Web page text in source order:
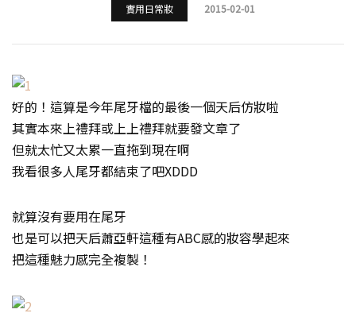
實用日常妝 2015-02-01
好的！這算是今年尾牙檔的最後一個天后仿妝啦
其實本來上禮拜或上上禮拜就要發文章了
但就太忙又太累一直拖到現在啊
我看很多人尾牙都結束了吧XDDD
就算沒有要用在尾牙
也是可以把天后蕭亞軒這種有ABC感的妝容學起來
把這種魅力感完全複製！